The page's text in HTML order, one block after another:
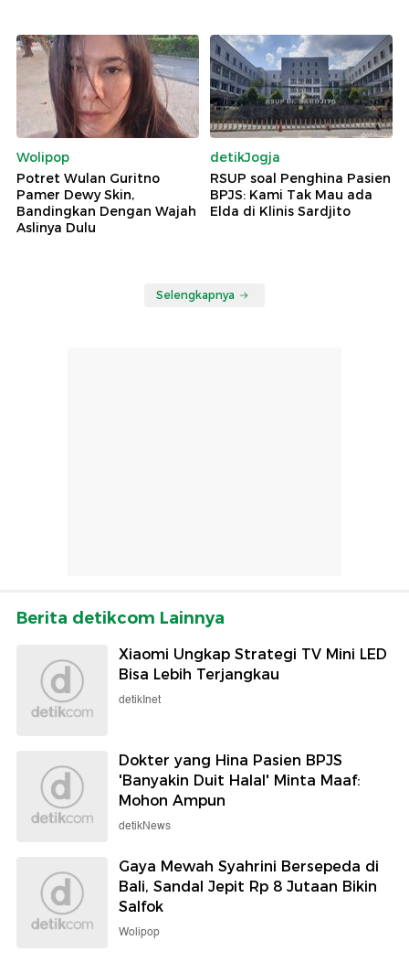
Wolipop
Potret Wulan Guritno
Pamer Dewy Skin,
Bandingkan Dengan Wajah
Aslinya Dulu
detikJogja
RSUP soal Penghina Pasien
BPJS: Kami Tak Mau ada
Elda di Klinis Sardjito
Selengkapnya
Berita detikcom Lainnya
Xiaomi Ungkap Strategi TV Mini LED
Bisa Lebih Terjangkau
detikInet
Dokter yang Hina Pasien BPJS
'Banyakin Duit Halal' Minta Maaf:
Mohon Ampun
detikNews
Gaya Mewah Syahrini Bersepeda di
Bali, Sandal Jepit Rp 8 Jutaan Bikin
Salfok
Wolipop